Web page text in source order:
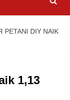
PETANI DIY NAIK
1,13